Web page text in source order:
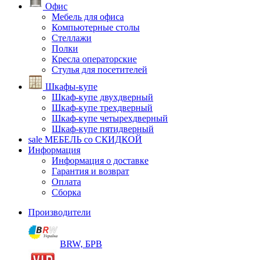
Офис
Мебель для офиса
Компьютерные столы
Стеллажи
Полки
Кресла операторские
Стулья для посетителей
Шкафы-купе
Шкаф-купе двухдверный
Шкаф-купе трехдверный
Шкаф-купе четырехдверный
Шкаф-купе пятидверный
sale МЕБЕЛЬ со СКИДКОЙ
Информация
Информация о доставке
Гарантия и возврат
Оплата
Сборка
Производители
BRW, БРВ